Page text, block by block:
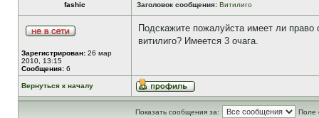
fashic Заголовок сообщения: Витилиго
Зарегистрирован: 26 мар
2010, 13:15
Сообщения: 6
Подскажите пожалуйста имеет ли
витилиго? Имеется 3 очага.
Вернуться к началу
Показать сообщения за: Поле